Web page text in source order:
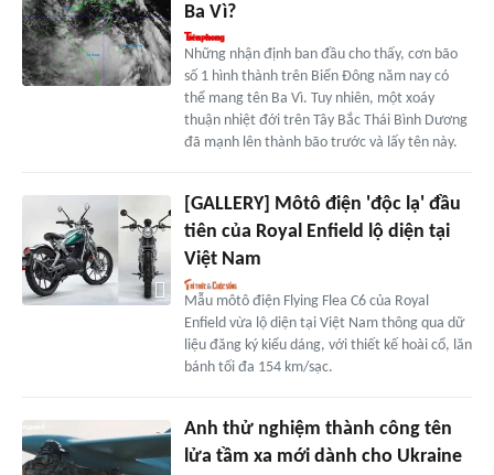
Ba Vì?
Những nhận định ban đầu cho thấy, cơn bão
số 1 hình thành trên Biển Đông năm nay có
thể mang tên Ba Vì. Tuy nhiên, một xoáy
thuận nhiệt đới trên Tây Bắc Thái Bình Dương
đã mạnh lên thành bão trước và lấy tên này.
[GALLERY] Môtô điện 'độc lạ' đầu
tiên của Royal Enfield lộ diện tại
Việt Nam
Mẫu môtô điện Flying Flea C6 của Royal
Enfield vừa lộ diện tại Việt Nam thông qua dữ
liệu đăng ký kiểu dáng, với thiết kế hoài cổ, lăn
bánh tối đa 154 km/sạc.
Anh thử nghiệm thành công tên
lửa tầm xa mới dành cho Ukraine